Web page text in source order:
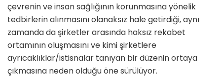
çevrenin ve insan sağlığının korunmasına yönelik
tedbirlerin alınmasını olanaksız hale getirdiği, aynı
zamanda da şirketler arasında haksız rekabet
ortamının oluşmasını ve kimi şirketlere
ayrıcaklıklar/istisnalar tanıyan bir düzenin ortaya
çıkmasına neden olduğu öne sürülüyor.